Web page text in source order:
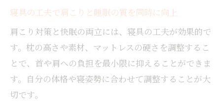
寝具の工夫で肩こりと睡眠の質を同時に向上
肩こり対策と快眠の両立には、寝具の工夫が効果的で
す。枕の高さや素材、マットレスの硬さを調整するこ
とで、首や肩への負担を最小限に抑えることができま
す。自分の体格や寝姿勢に合わせて調整することが大
切です。